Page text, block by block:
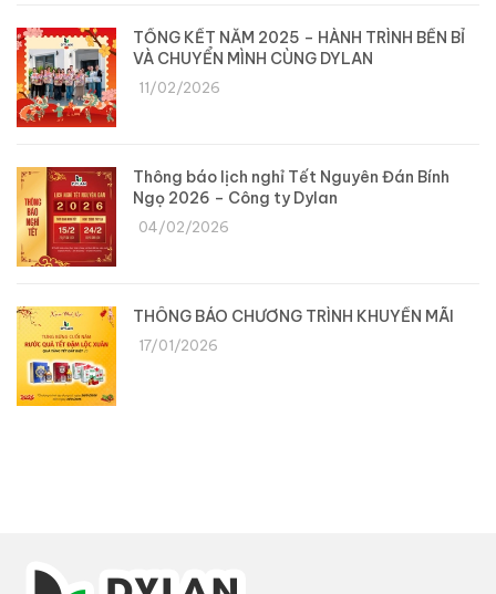
TỔNG KẾT NĂM 2025 – HÀNH TRÌNH BỀN BỈ
VÀ CHUYỂN MÌNH CÙNG DYLAN
11/02/2026
Thông báo lịch nghỉ Tết Nguyên Đán Bính
Ngọ 2026 – Công ty Dylan
04/02/2026
THÔNG BÁO CHƯƠNG TRÌNH KHUYẾN MÃI
17/01/2026